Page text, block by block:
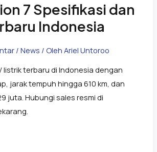
7 Spesifikasi dan
Indonesia
/News / OlehAriel Untoroo
listrik terbaru di Indonesia dengan
jarak tempuh hingga 610 km, dan
juta. Hubungi sales resmi di